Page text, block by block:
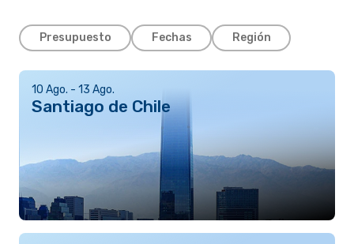
Presupuesto Fechas Región
10 Ago. - 13 Ago.
Santiago de Chile